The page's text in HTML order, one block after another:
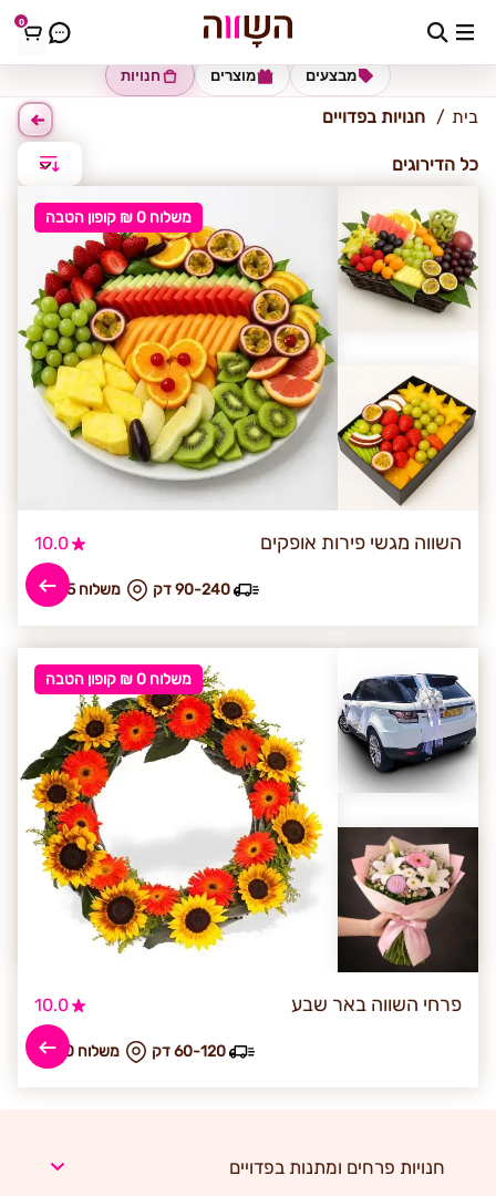
0 פדויים
חנויות מוצרים מבצעים
בית חנויות בפדויים
כל הדירוגים
משלוח 0 ₪ קופון הטבה
השווה מגשי פירות אופקים 10.0
₪ משלוח 45 90-240 דק
משלוח 0 ₪ קופון הטבה
פרחי השווה באר שבע 10.0
₪ משלוח 70 60-120 דק
חנויות פרחים ומתנות בפדויים